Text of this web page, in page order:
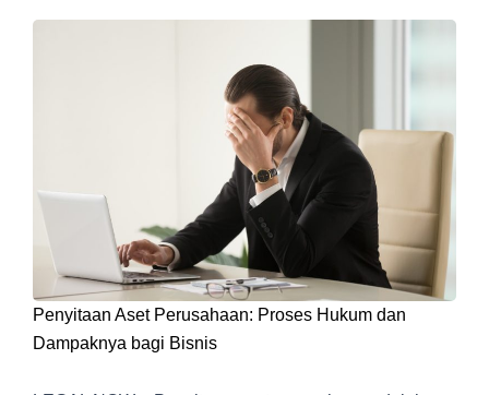
Penyitaan Aset Perusahaan: Proses Hukum dan
Dampaknya bagi Bisnis